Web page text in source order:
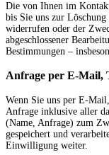
Die von Ihnen im
bis Sie uns zur
widerrufen oder der
abgeschlossener
Bestimmungen –
Anfrage per E-Mail,
Wenn Sie uns per E-
Anfrage inklusive aller
(Name, Anfrage) zum
gespeichert und
Einwilligung weiter.